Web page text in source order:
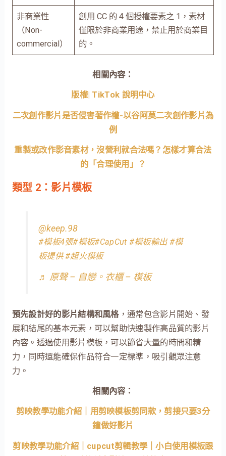
非商業性
（Non-
commercial）
創用 CC 的 4 個授權要素之 1，素材
僅限於非商業用途，禁止用於商業目
的。
相關內容：
版權| TikTok 說明中心
二次創作影片是否侵害著作權-以谷阿莫二次創作影片為
例
重製或改作影音素材，沒營利就合法嗎？怎樣才算合法
的「合理使用」？
類型 2：影片模板
@keep.98
#模板4張#模板#CapCut #模板輸出 #模
板提供 #超火模板
♬ 原聲 – 自戀。衣櫃 – 模板
預先設計好的影片結構和風格，通常包含影片開始、發
展和結尾的基本元素，可以幫助快速製作高品質的影片
內容。透過使用影片模板，可以節省大量的時間和精
力，同時還能確保作品符合一定標準，吸引觀眾注意
力。
相關內容：
剪映教學功能介紹｜用剪映模板剪同款，剪接只要3分
鐘做好影片
剪映教學功能介紹｜cupcut剪輯教學｜小白使用模板跟